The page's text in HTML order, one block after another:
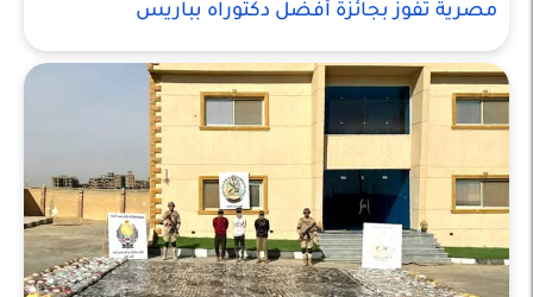
مصرية تفوز بجائزة أفضل دكتوراه بباريس